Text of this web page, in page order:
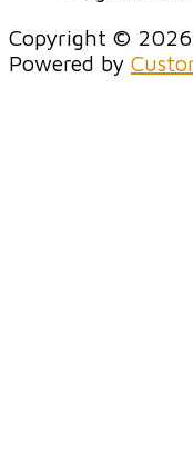
Copyright ©
Powered by